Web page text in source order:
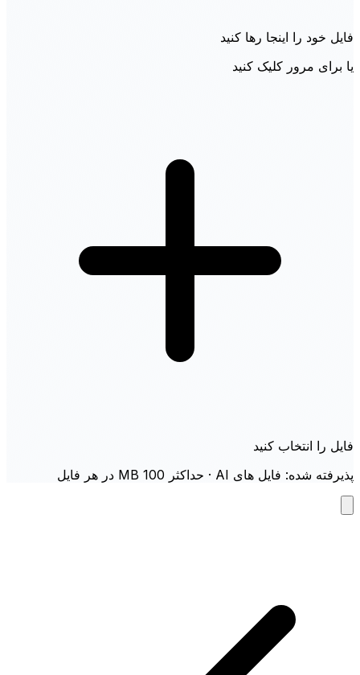
فایل خود را اینجا رها کنید
یا برای مرور کلیک کنید
فایل را انتخاب کنید
پذیرفته شده: فایل های AI · حداکثر 100 MB در هر فایل